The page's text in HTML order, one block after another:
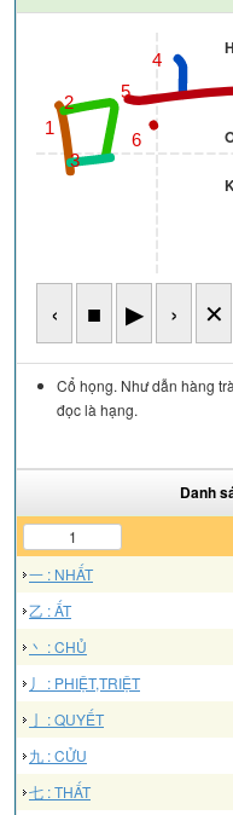
1
2
3
4
5
6
‹ ■ ▶ › ✕
Cổ họng. Như dẫn hàng
đọc là hạng.
Danh
1
一 : NHẤT
乙 : ẤT
丶 : CHỦ
丿 : PHIỆT,TRIỆT
亅 : QUYẾT
九 : CỬU
七 : THẤT